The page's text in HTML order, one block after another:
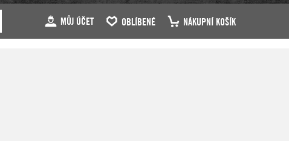
MŮJ ÚČET OBLÍBENÉ NÁKUPNÍ KOŠÍK